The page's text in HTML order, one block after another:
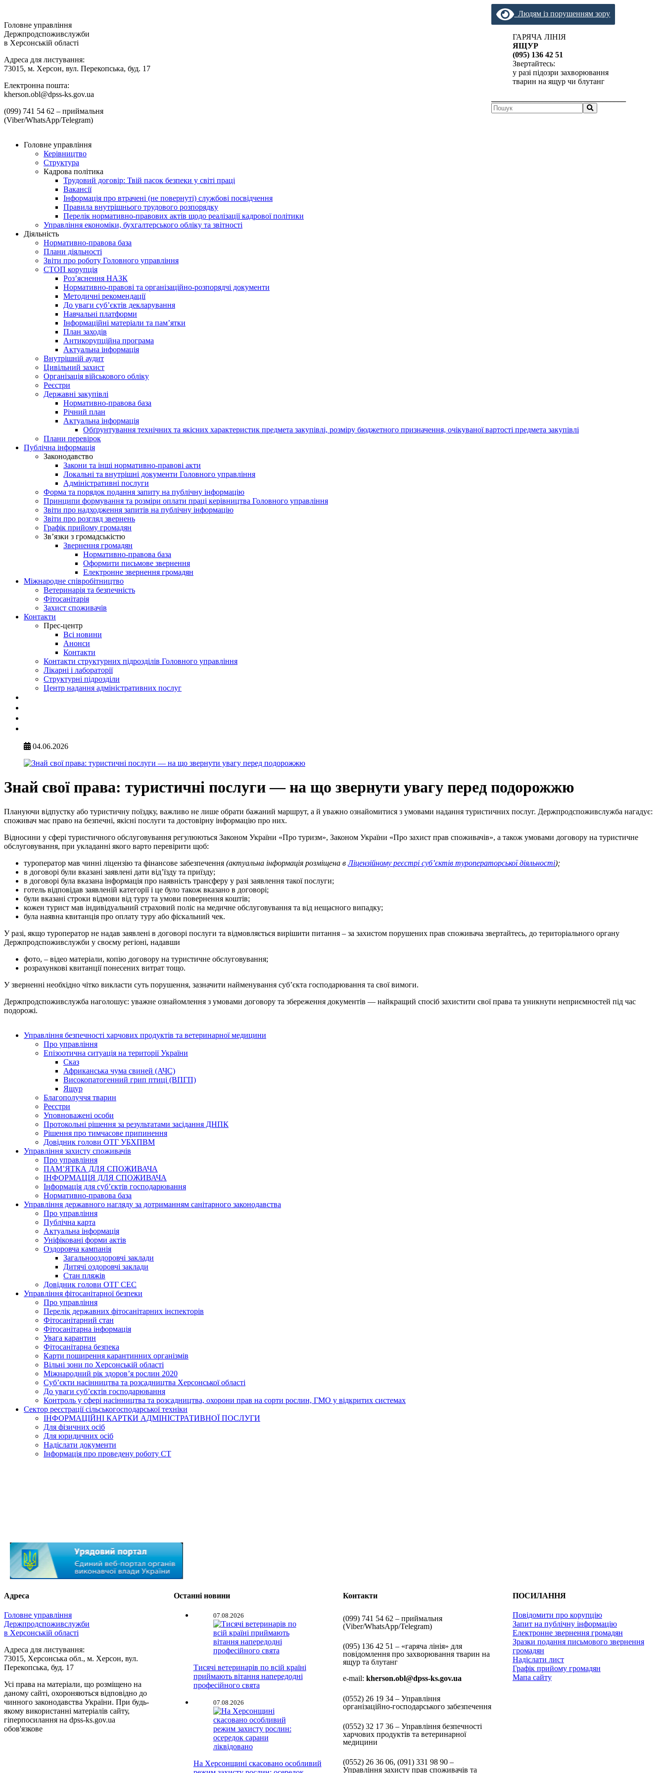
Людям із порушенням зору
Головне управління
Держпродспоживслужби
в Херсонській області
Адреса для листування:
73015, м. Херсон, вул. Перекопська, буд. 17
Електронна пошта:
kherson.obl@dpss-ks.gov.ua
(099) 741 54 62 – приймальня
(Viber/WhatsApp/Telegram)
ГАРЯЧА ЛІНІЯ
ЯЩУР
(095) 136 42 51
Звертайтесь:
у разі підозри захворювання
тварин на ящур чи блутанг
Головне управління
Керівництво
Структура
Кадрова політика
Трудовий договір: Твій пасок безпеки у світі праці
Вакансії
Інформація про втрачені (не повернуті) службові посвідчення
Правила внутрішнього трудового розпорядку
Перелік нормативно-правових актів щодо реалізації кадрової політики
Управління економіки, бухгалтерського обліку та звітності
Діяльність
Нормативно-правова база
Плани діяльності
Звіти про роботу Головного управління
СТОП корупція
Роз’яснення НАЗК
Нормативно-правові та організаційно-розпорядчі документи
Методичні рекомендації
До уваги суб’єктів декларування
Навчальні платформи
Інформаційні матеріали та пам’ятки
План заходів
Антикорупційна програма
Актуальна інформація
Внутрішній аудит
Цивільний захист
Організація військового обліку
Реєстри
Державні закупівлі
Нормативно-правова база
Річний план
Актуальна інформація
Обґрунтування технічних та якісних характеристик предмета закупівлі, розміру бюджетного призначення, очікуваної вартості предмета закупівлі
Плани перевірок
Публічна інформація
Законодавство
Закони та інші нормативно-правові акти
Локальні та внутрішні документи Головного управління
Адміністративні послуги
Форма та порядок подання запиту на публічну інформацію
Принципи формування та розміри оплати праці керівництва Головного управління
Звіти про надходження запитів на публічну інформацію
Звіти про розгляд звернень
Графік прийому громадян
Зв’язки з громадськістю
Звернення громадян
Нормативно-правова база
Оформити письмове звернення
Електронне звернення громадян
Міжнародне співробітництво
Ветеринарія та безпечність
Фітосанітарія
Захист споживачів
Контакти
Прес-центр
Всі новини
Анонси
Контакти
Контакти структурних підрозділів Головного управління
Лікарні і лабораторії
Структурні підрозділи
Центр надання адміністративних послуг
04.06.2026
Знай свої права: туристичні послуги — на що звернути увагу перед подорожжю
Плануючи відпустку або туристичну поїздку, важливо не лише обрати бажаний маршрут, а й уважно ознайомитися з умовами надання туристичних послуг. Держпродспоживслужба нагадує:
споживач має право на безпечні, якісні послуги та достовірну інформацію про них.
Відносини у сфері туристичного обслуговування регулюються Законом України «Про туризм», Законом України «Про захист прав споживачів», а також умовами договору на туристичне
обслуговування, при укладанні якого варто перевірити щоб:
туроператор мав чинні ліцензію та фінансове забезпечення (актуальна інформація розміщена вЛіцензійному реєстрі суб’єктів туроператорської діяльності);
в договорі були вказані заявлені дати від’їзду та приїзду;
в договорі була вказана інформація про наявність трансферу у разі заявлення такої послуги;
готель відповідав заявленій категорії і це було також вказано в договорі;
були вказані строки відмови від туру та умови повернення коштів;
кожен турист мав індивідуальний страховий поліс на медичне обслуговування та від нещасного випадку;
була наявна квитанція про оплату туру або фіскальний чек.
У разі, якщо туроператор не надав заявлені в договорі послуги та відмовляється вирішити питання – за захистом порушених прав споживача звертайтесь, до територіального органу
Держпродспоживслужби у своєму регіоні, надавши
фото, – відео матеріали, копію договору на туристичне обслуговування;
розрахункові квитанції понесених витрат тощо.
У зверненні необхідно чітко викласти суть порушення, зазначити найменування суб’єкта господарювання та свої вимоги.
Держпродспоживслужба наголошує: уважне ознайомлення з умовами договору та збереження документів — найкращий спосіб захистити свої права та уникнути неприємностей під час
подорожі.
Управління безпечності харчових продуктів та ветеринарної медицини
Про управління
Епізоотична ситуація на території України
Сказ
Африканська чума свиней (АЧС)
Високопатогенний грип птиці (ВПГП)
Ящур
Благополуччя тварин
Реєстри
Уповноважені особи
Протокольні рішення за результатами засідання ДНПК
Рішення про тимчасове припинення
Довідник голови ОТГ УБХПВМ
Управління захисту споживачів
Про управління
ПАМ’ЯТКА ДЛЯ СПОЖИВАЧА
ІНФОРМАЦІЯ ДЛЯ СПОЖИВАЧА
Інформація для суб’єктів господарювання
Нормативно-правова база
Управління державного нагляду за дотриманням санітарного законодавства
Про управління
Публічна карта
Актуальна інформація
Уніфіковані форми актів
Оздоровча кампанія
Загальнооздоровчі заклади
Дитячі оздоровчі заклади
Стан пляжів
Довідник голови ОТГ СЕС
Управління фітосанітарної безпеки
Про управління
Перелік державних фітосанітарних інспекторів
Фітосанітарний стан
Фітосанітарна інформація
Увага карантин
Фітосанітарна безпека
Карти поширення карантинних організмів
Вільні зони по Херсонській області
Міжнародний рік здоров’я рослин 2020
Суб’єкти насінництва та розсадництва Херсонської області
До уваги суб’єктів господарювання
Контроль у сфері насінництва та розсадництва, охорони прав на сорти рослин, ГМО у відкритих системах
Сектор реєстрації сільськогосподарської техніки
ІНФОРМАЦІЙНІ КАРТКИ АДМІНІСТРАТИВНОЇ ПОСЛУГИ
Для фізичних осіб
Для юридичних осіб
Надіслати документи
Інформація про проведену роботу СТ
Адреса
Головне управління
Держпродспоживслужби
в Херсонській області
Адреса для листування:
73015, Херсонська обл., м. Херсон, вул.
Перекопська, буд. 17
Усі права на матеріали, що розміщено на
даному сайті, охороняються відповідно до
чинного законодавства України. При будь-
якому використанні матеріалів сайту,
гіперпосилання на dpss-ks.gov.ua
обов'язкове
Останні новини
07.08.2026
Тисячі ветеринарів по всій країні
приймають вітання напередодні
професійного свята
07.08.2026
На Херсонщині скасовано особливий
Контакти
(099) 741 54 62 – приймальня
(Viber/WhatsApp/Telegram)
(095) 136 42 51 – «гаряча лінія» для
повідомлення про захворювання тварин на
ящур та блутанг
e-mail:kherson.obl@dpss-ks.gov.ua
(0552)26 19 34 – Управління
організаційно-господарського забезпечення
(0552)32 17 36 – Управління безпечності
харчових продуктів та ветеринарної
медицини
(0552)26 36 06, (091) 331 98 90–
Управління захисту прав споживачів та
ПОСИЛАННЯ
Повідомити про корупцію
Запит на публічну інформацію
Електронне звернення громадян
Зразки подання письмового звернення
громадян
Надіслати лист
Графік прийому громадян
Мапа сайту